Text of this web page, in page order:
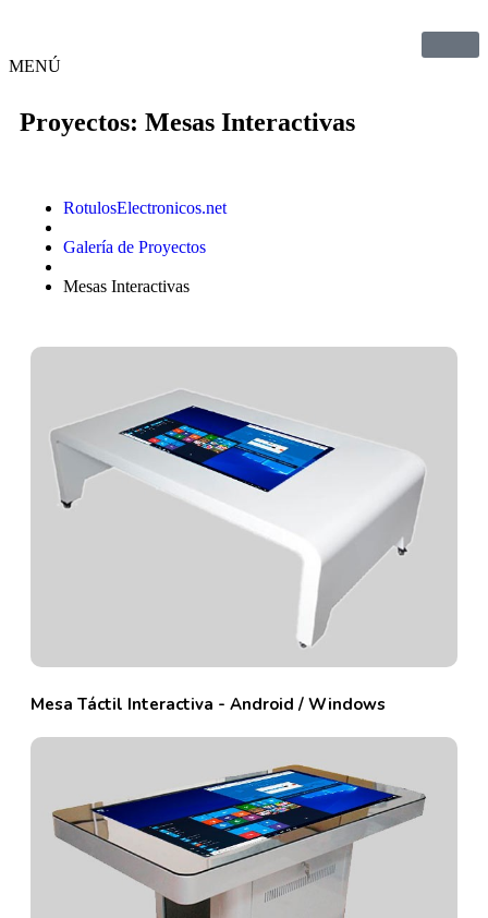
MENÚ
Proyectos: Mesas Interactivas
RotulosElectronicos.net
Galería de Proyectos
Mesas Interactivas
Mesa Táctil Interactiva - Android / Windows